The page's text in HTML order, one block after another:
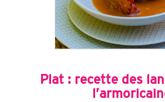
Plat : recette des